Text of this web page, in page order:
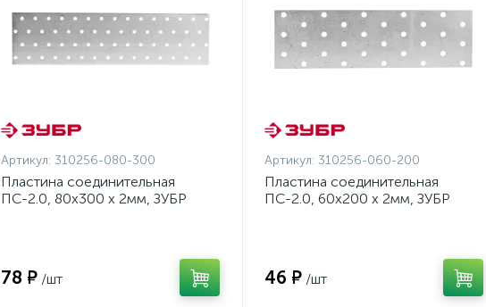
Артикул: 310256-080-300
Пластина соединительная
ПС-2.0, 80х300 х 2мм, ЗУБР
78 ₽ /шт
Артикул: 310256-060-200
Пластина соединительная
ПС-2.0, 60х200 х 2мм, ЗУБР
46 ₽ /шт